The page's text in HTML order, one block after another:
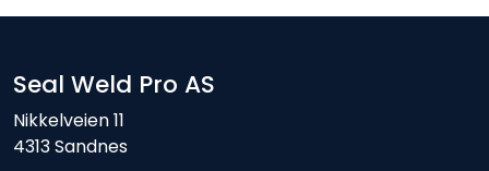
Seal Weld Pro AS
Nikkelveien 11
4313 Sandnes